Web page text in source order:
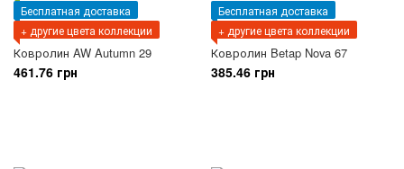
Бесплатная доставка
+ другие цвета коллекции
Ковролин AW Autumn 29
461.76 грн
Бесплатная доставка
+ другие цвета коллекции
Ковролин Betap Nova 67
385.46 грн